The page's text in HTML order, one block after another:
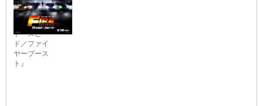
『ワイル
ド・スピー
ド／ファイ
ヤーブース
ト』